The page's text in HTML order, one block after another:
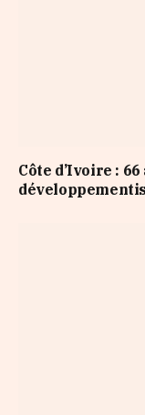
Côte d’Ivoire :